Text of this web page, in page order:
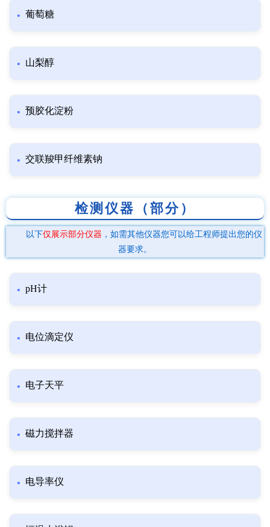
葡萄糖
山梨醇
预胶化淀粉
交联羧甲纤维素钠
检测仪器（部分）
以下仅展示部分仪器 ，如需其他仪器您可以给工程师提出您的仪
器要求。
pH计
电位滴定仪
电子天平
磁力搅拌器
电导率仪